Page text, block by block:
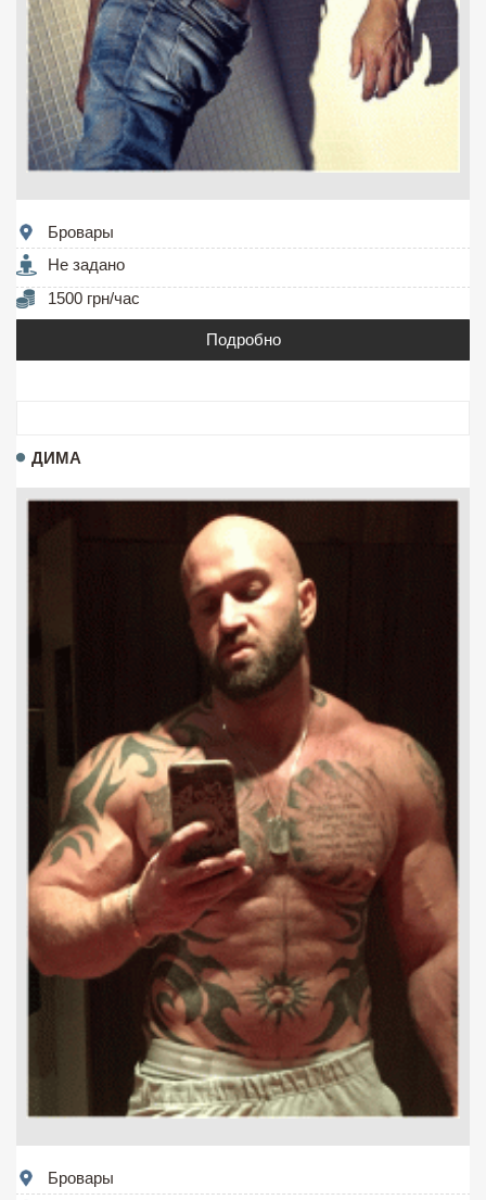
Бровары
Не задано
1500 грн/час
Подробно
ДИМА
Бровары